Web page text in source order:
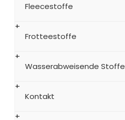
Fleecestoffe
Frotteestoffe
Wasserabweisende Stoffe
Kontakt